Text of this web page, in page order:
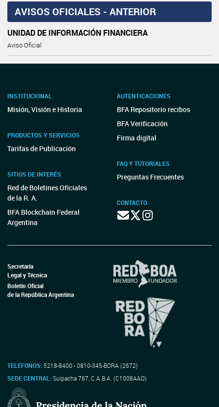
AVISOS OFICIALES - ANTERIOR
UNIDAD DE INFORMACIÓN FINANCIERA
Aviso Oficial
INSTITUCIONAL
Misión, Visión e Historia
PRODUCTOS Y SERVICIOS
Tarifas de Publicación
SITIOS DE INTERÉS
Red de Boletines Oficiales
de la R. A.
BFA Blockchain Federal
Argentina
AUTENTICACIONES
BFA Repositorio recibos
BFA Verificación
Firma digital
FAQ Y TUTORIALES
Preguntas Frecuentes
CONTACTO
Secretaría
Legal y Técnica
Boletín Oficial
de la República Argentina
TELÉFONOS: 5218-8400 - 0810-345-BORA (2672)
SEDE CENTRAL:Suipacha 767, C.A.B.A. (C1008AAO)